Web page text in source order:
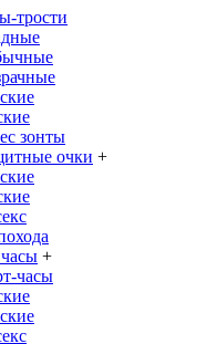
трости
зонты
очки +
+
часы